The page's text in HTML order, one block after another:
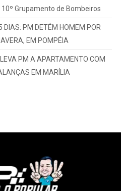
Grupamento de Bombeiros
DIAS: PM DETÉM HOMEM POR
EM POMPÉIA
PM A APARTAMENTO COM
EM MARÍLIA